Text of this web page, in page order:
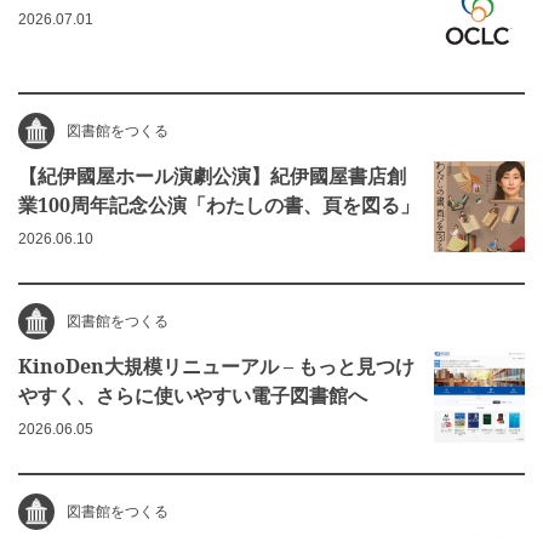
2026.07.01
図書館をつくる
【紀伊國屋ホール演劇公演】紀伊國屋書店創
業100周年記念公演「わたしの書、頁を図る」
2026.06.10
図書館をつくる
KinoDen大規模リニューアル – もっと見つけ
やすく、さらに使いやすい電子図書館へ
2026.06.05
図書館をつくる